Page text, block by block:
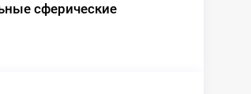
сферические